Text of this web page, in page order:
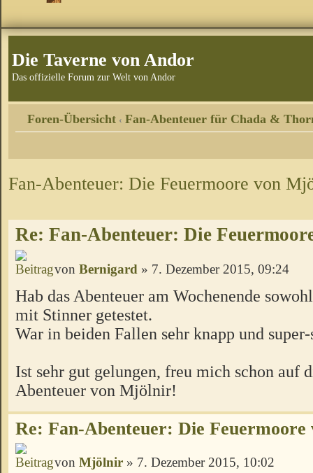
Die Taverne von Andor
Das offizielle Forum zur Welt von Andor
Foren-Übersicht ‹ Fan-Abenteuer für Chada &
Fan-Abenteuer: Die Feuermoore von
Re: Fan-Abenteuer: Die
von Bernigard » 7. Dezember 2015, 09:24
Hab das Abenteuer am Wochenende
mit Stinner getestet.
War in beiden Fallen sehr knapp und
Ist sehr gut gelungen, freu mich schon auf
Abenteuer von Mjölnir!
Re: Fan-Abenteuer: Die
von Mjölnir » 7. Dezember 2015, 10:02